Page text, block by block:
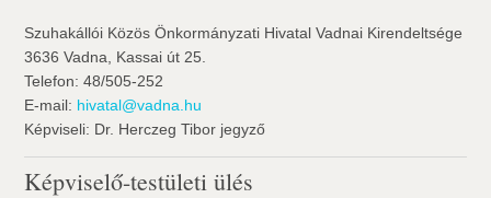
Szuhakállói Közös Önkormányzati Hivatal Vadnai Kirendeltsége
3636 Vadna, Kassai út 25.
Telefon: 48/505-252
E-mail: hivatal@vadna.hu
Képviseli: Dr. Herczeg Tibor jegyző
Képviselő-testületi ülés